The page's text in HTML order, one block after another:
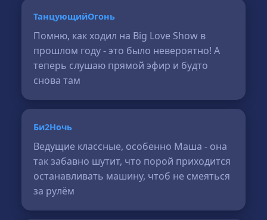
ТанцующийОгонь
Помню, как ходил на Big Love Show в
прошлом году - это было невероятно! А
теперь слушаю прямой эфир и будто
снова там
Би2Ночь
Ведущие классные, особенно Маша - она
так забавно шутит, что порой приходится
останавливать машину, чтоб не смеяться
за рулём